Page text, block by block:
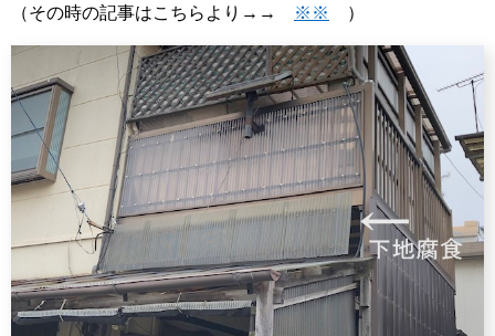
（その時の記事はこちらより→→
※※ ）